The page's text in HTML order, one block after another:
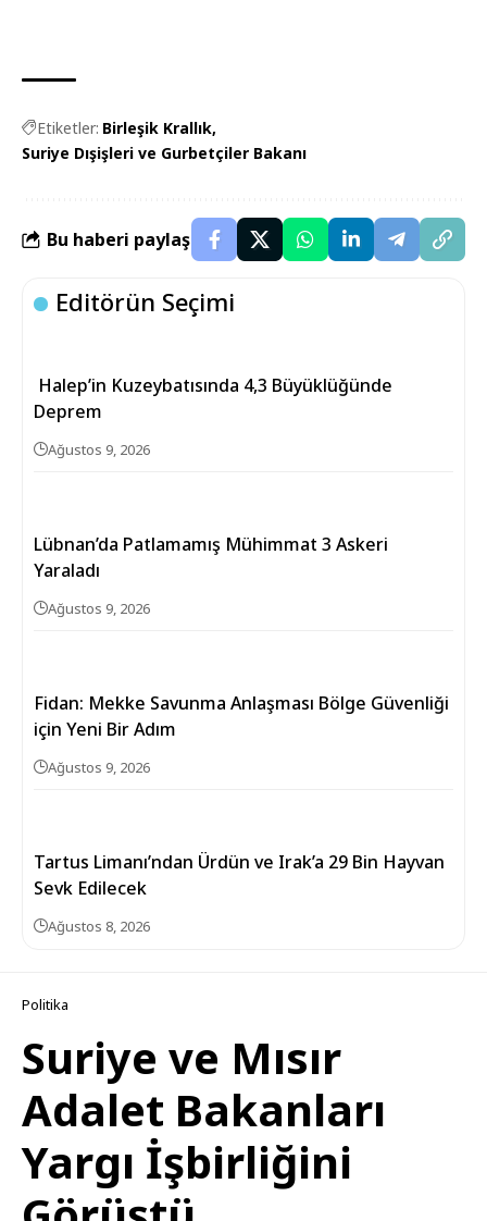
Etiketler: Birleşik Krallık
Suriye Dışişleri ve Gurbetçiler Bakanı
Bu haberi paylaş
Editörün Seçimi
Halep’in Kuzeybatısında 4,3 Büyüklüğünde
Deprem
Ağustos 9, 2026
Lübnan’da Patlamamış Mühimmat 3 Askeri
Yaraladı
Ağustos 9, 2026
Fidan: Mekke Savunma Anlaşması Bölge Güvenliği
için Yeni Bir Adım
Ağustos 9, 2026
Tartus Limanı’ndan Ürdün ve Irak’a 29 Bin Hayvan
Sevk Edilecek
Ağustos 8, 2026
Politika
Suriye ve Mısır
Adalet Bakanları
Yargı İşbirliğini